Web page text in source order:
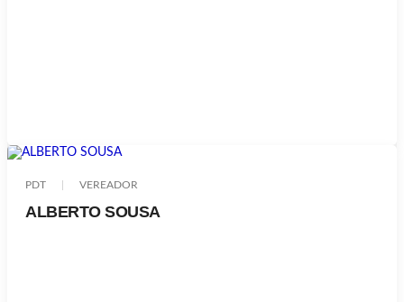
PDT VEREADOR
ALBERTO SOUSA